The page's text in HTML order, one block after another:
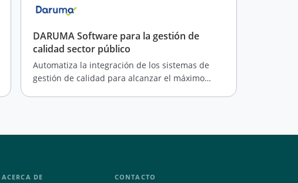
DARUMA Software para la gestión de
calidad sector público
Automatiza la integración de los sistemas de
gestión de calidad para alcanzar el máximo
ACERCA DE CONTACTO